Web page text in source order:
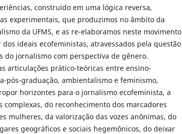
construído em uma lógica reversa,
experimentais, que produzimos no âmbito da
da UFMS, e as re-elaboramos neste movimento
ideais ecofeministas, atravessados pela questão
do jornalismo com perspectiva de gênero.
articulações prático-teóricas entre ensino-
pós-graduação, ambientalismo e feminismo,
horizontes para o jornalismo ecofeminista, a
do reconhecimento dos marcadores
mulheres, da valorização das vozes anônimas, do
geográficos e sociais hegemônicos, do deixar